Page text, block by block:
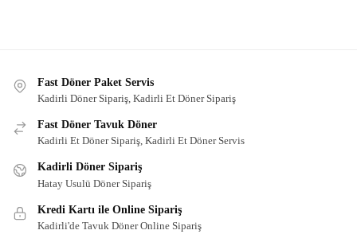
Fast Döner Paket Servis
Kadirli Döner Sipariş, Kadirli Et Döner Sipariş
Fast Döner Tavuk Döner
Kadirli Et Döner Sipariş, Kadirli Et Döner Servis
Kadirli Döner Sipariş
Hatay Usulü Döner Sipariş
Kredi Kartı ile Online Sipariş
Kadirli'de Tavuk Döner Online Sipariş